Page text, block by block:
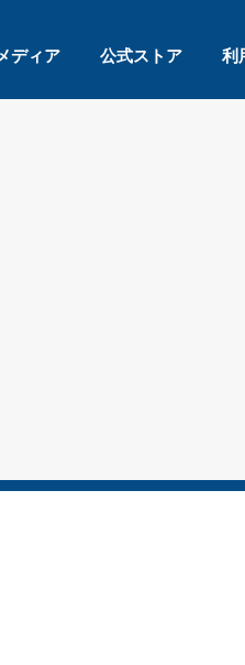
ディア 公式ストア 利